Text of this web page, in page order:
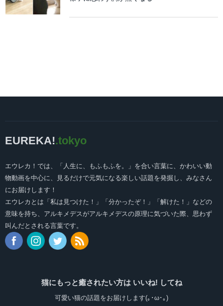
EUREKA!.tokyo
エウレカ！では、「人生に、もふもふを。」を合い言葉に、かわいい動
物動画を中心に、見るだけで元気になる楽しい話題を発掘し、みなさん
にお届けします！
エウレカとは「私は見つけた！」「分かったぞ！」「解けた！」などの
意味を持ち、アルキメデスがアルキメデスの原理に気づいた際、思わず
叫んだとされる言葉です。
猫にもっと癒されたい方は いいね! してね
可愛い猫の話題をお届けします(｡･ω･｡)